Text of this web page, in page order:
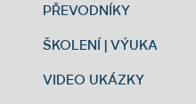
PŘEVODNÍKY
ŠKOLENÍ | VÝUKA
VIDEO UKÁZKY